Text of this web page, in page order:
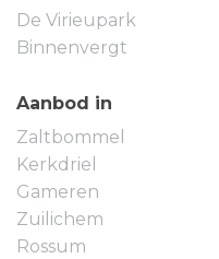
De Virieupark
Binnenvergt
Aanbod in
Zaltbommel
Kerkdriel
Gameren
Zuilichem
Rossum